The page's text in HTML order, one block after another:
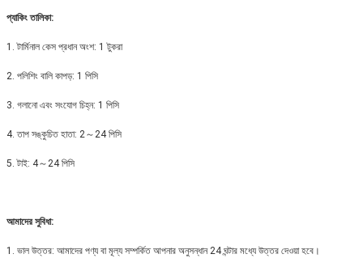
প্যাকিং তালিকা:
1. টার্মিনাল কেস প্রধান অংশ: 1 টুকরা
2. পলিশিং বালি কাপড়: 1 পিসি
3. গলানো এবং সংযোগ চিহ্ন: 1 পিসি
4. তাপ সঙ্কুচিত হাতা: 2～24 পিসি
5. টাই: 4～24 পিসি
আমাদের সুবিধা:
1. ভাল উত্তর: আমাদের পণ্য বা মূল্য সম্পর্কিত আপনার অনুসন্ধান 24 ঘন্টার মধ্যে উত্তর দেওয়া হবে।